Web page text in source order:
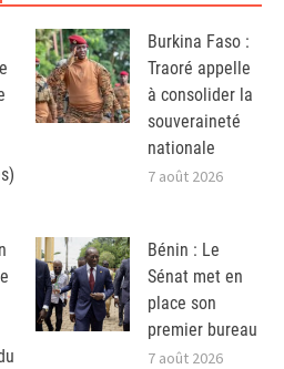
Burkina Faso :
Traoré appelle
à consolider la
souveraineté
nationale
7 août 2026
Bénin : Le
Sénat met en
place son
premier bureau
7 août 2026